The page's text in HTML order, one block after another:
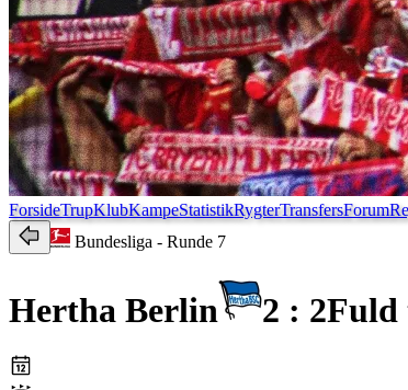
ForsideTrupKlubKampeStatistikRygterTransfersForum
Bundesliga - Runde 7
Hertha Berlin 2 : 2Fuld